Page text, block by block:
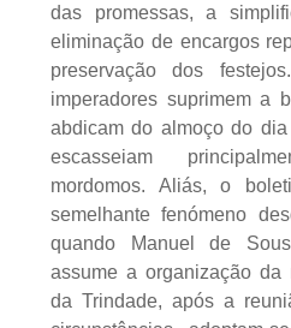
das promessas, a
eliminação de encargos
preservação dos
imperadores suprimem a
abdicam do almoço do
escasseiam
mordomos. Aliás, o
semelhante fenómeno
quando Manuel de
assume a organização da
da Trindade, após a